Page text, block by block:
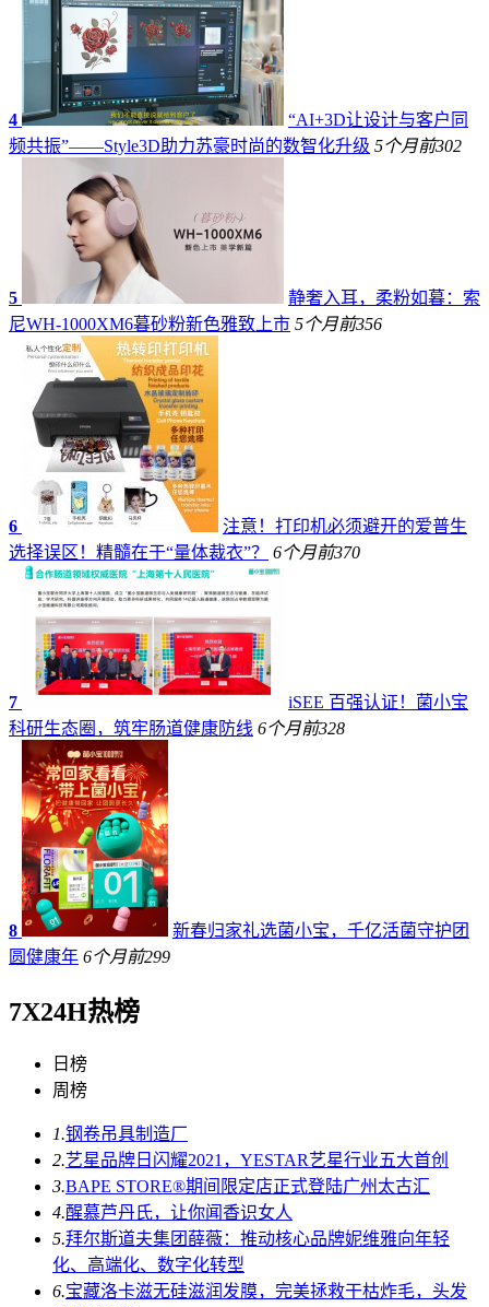
4
“AI+3D让设计与客户同
频共振”——Style3D助力苏豪时尚的数智化升级 5个月前302
5
静奢入耳，柔粉如暮：索
尼WH-1000XM6暮砂粉新色雅致上市 5个月前356
6
注意！打印机必须避开的爱普生
选择误区！精髓在于“量体裁衣”？
6个月前370
7
iSEE 百强认证！菌小宝
科研生态圈，筑牢肠道健康防线 6个月前328
8
新春归家礼选菌小宝，千亿活菌守护团
圆健康年 6个月前299
7X24H热榜
日榜
周榜
1.钢卷吊具制造厂
2.艺星品牌日闪耀2021，YESTAR艺星行业五大首创
3.BAPE STORE®期间限定店正式登陆广州太古汇
4.醒慕芦丹氏，让你闻香识女人
5.拜尔斯道夫集团薛薇：推动核心品牌妮维雅向年轻
化、高端化、数字化转型
6.宝藏洛卡滋无硅滋润发膜，完美拯救干枯炸毛，头发